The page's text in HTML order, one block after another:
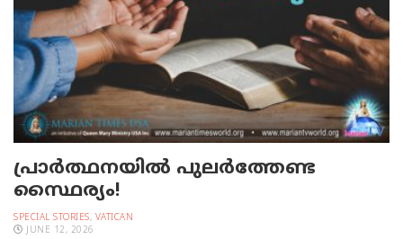
പ്രാര്‍ത്ഥനയില്‍ പുലര്‍ത്തേണ്ട
സ്ഥൈര്യം!
SPECIAL STORIES, VATICAN
JUNE 12, 2026